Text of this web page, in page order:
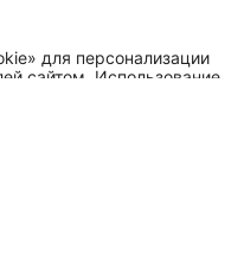
для персонализации
сайтом. Использование